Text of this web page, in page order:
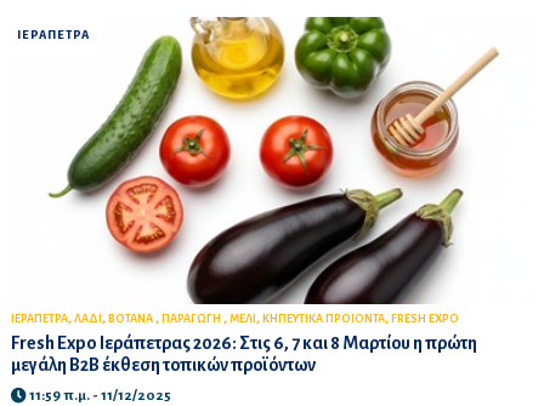
ΙΕΡΑΠΕΤΡΑ
ΙΕΡΑΠΕΤΡΑ, ΛΑΔΙ , ΒΟΤΑΝΑ , ΠΑΡΑΓΩΓΗ , ΜΕΛΙ , ΚΗΠΕΥΤΙΚΑ ΠΡΟΙΟΝΤΑ, FRESH EXPO
Fresh Expo Ιεράπετρας 2026: Στις 6, 7 και 8 Μαρτίου η πρώτη
μεγάλη B2B έκθεση τοπικών προϊόντων
11:59 π.μ. - 11/12/2025